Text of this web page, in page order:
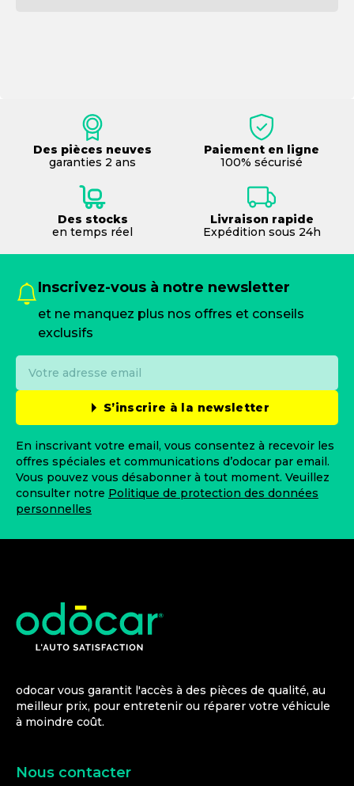
Des pièces neuves
garanties 2 ans
Paiement en ligne
100% sécurisé
Des stocks
en temps réel
Livraison rapide
Expédition sous 24h
Inscrivez-vous à notre newsletter
et ne manquez plus nos offres et conseils
exclusifs
S’inscrire à la newsletter
En inscrivant votre email, vous consentez à recevoir les
offres spéciales et communications d’odocar par email.
Vous pouvez vous désabonner à tout moment. Veuillez
consulter notre Politique de protection des données
personnelles
odocar vous garantit l'accès à des pièces de qualité, au
meilleur prix, pour entretenir ou réparer votre véhicule
à moindre coût.
Nous contacter